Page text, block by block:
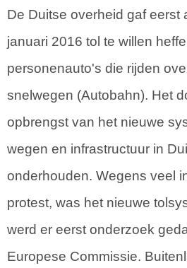
De Duitse overheid gaf eerst
januari 2016 tol te willen
personenauto's die rijden
snelwegen (Autobahn). Het
opbrengst van het nieuwe
wegen en infrastructuur in
onderhouden. Wegens veel
protest, was het nieuwe
werd er eerst onderzoek
Europese Commissie.